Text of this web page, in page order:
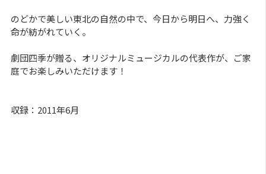
のどかで美しい東北の自然の中で、今日から明日へ、力強く
命が紡がれていく。
劇団四季が贈る、オリジナルミュージカルの代表作が、ご家
庭でお楽しみいただけます！
収録：2011年6月